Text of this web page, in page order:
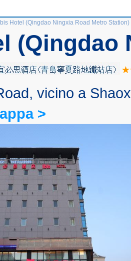
Hotel (Qingdao Ningxia Road Metro Station)
(Qingdao
vicino a
>